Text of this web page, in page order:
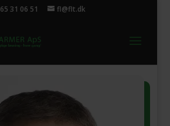
65 31 06 51 fl@flt.dk